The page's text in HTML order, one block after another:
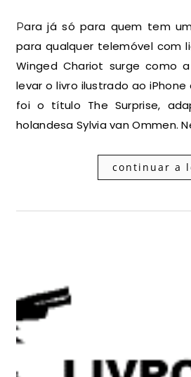
Para já só para quem tem um IPhone, em breve,
para qualquer telemóvel com
Winged Chariot surge como
levar o livro ilustrado ao iPhone
foi o título The Surprise,
holandesa Sylvia van Ommen.
continuar a